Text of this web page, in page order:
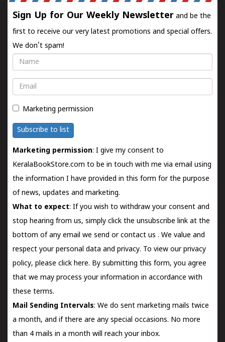
Sign Up for Our Weekly Newsletter and be the
first to receive our very latest promotions and special offers.
We don't spam!
Name
Email
Marketing permission
Subscribe to list
Marketing permission: I give my consent to
KeralaBookStore.com to be in touch with me via email using
the information I have provided in this form for the purpose
of news, updates and marketing.
What to expect: If you wish to withdraw your consent and
stop hearing from us, simply click the unsubscribe link at the
bottom of any email we send orcontact us . We value and
respect your personal data and privacy. To view our privacy
policy, please click here. By submitting this form, you agree
that we may process your information in accordance with
these terms.
Mail Sending Intervals: We do sent marketing mails twice
a month, and if there are any special occasions. No more
than 4 mails in a month will reach your inbox.